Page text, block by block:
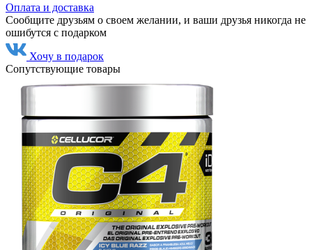
Оплата и доставка
Сообщите друзьям о своем желании, и ваши друзья никогда не
ошибутся с подарком
Хочу в подарок
Сопутствующие товары